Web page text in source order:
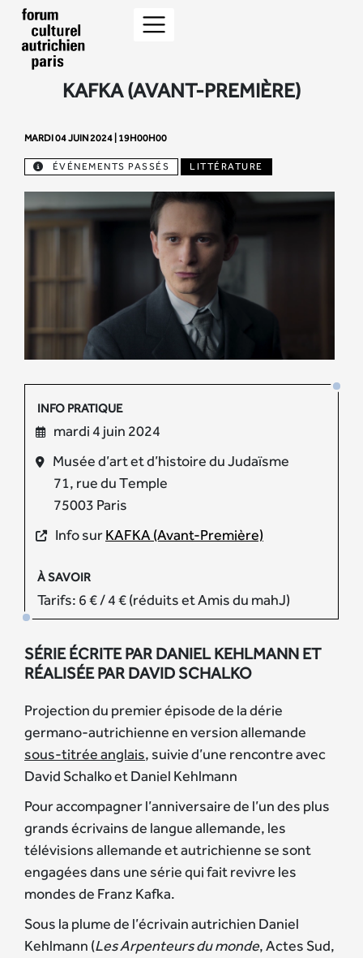
KAFKA (AVANT-PREMIÈRE)
MARDI 04 JUIN 2024 | 19H00H00
ÉVÉNEMENTS PASSÉS LITTÉRATURE
INFO PRATIQUE
mardi 4 juin 2024
Musée d’art et d’histoire du Judaïsme
71, rue du Temple
75003 Paris
Info surKAFKA (Avant-Première)
À SAVOIR
Tarifs: 6 € / 4 € (réduits et Amis du mahJ)
SÉRIE ÉCRITE PAR DANIEL KEHLMANN ET
RÉALISÉE PAR DAVID SCHALKO
Projection du premier épisode de la dérie
germano-autrichienne en version allemande
sous-titrée anglais, suivie d’une rencontre avec
David Schalko et Daniel Kehlmann
Pour accompagner l’anniversaire de l’un des plus
grands écrivains de langue allemande, les
télévisions allemande et autrichienne se sont
engagées dans une série qui fait revivre les
mondes de Franz Kafka.
Sous la plume de l’écrivain autrichien Daniel
Kehlmann (Les Arpenteurs du monde, Actes Sud,